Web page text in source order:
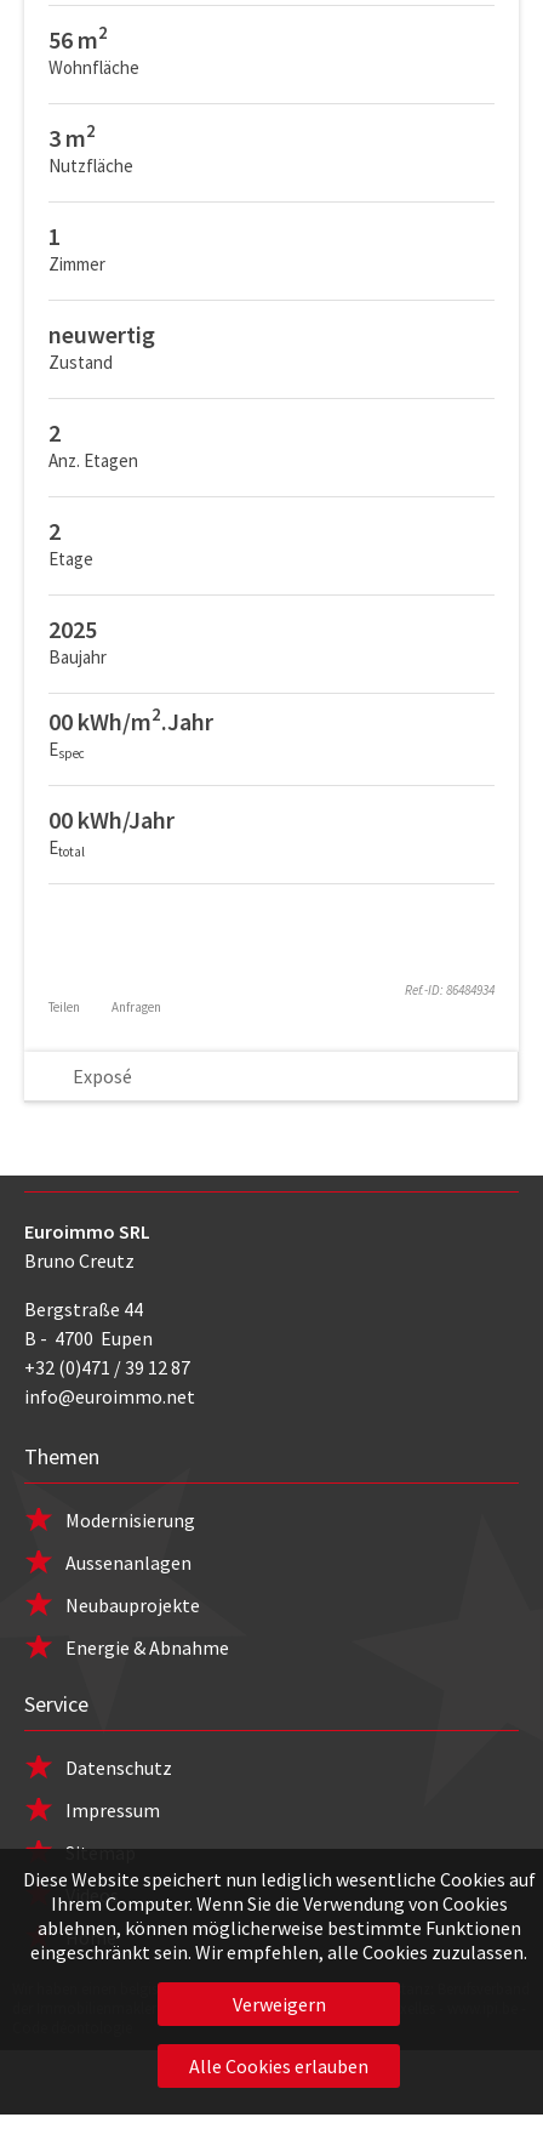
56 m2
Wohnfläche
3 m2
Nutzfläche
1
Zimmer
neuwertig
Zustand
2
Anz. Etagen
2
Etage
2025
Baujahr
00 kWh/m2.Jahr
Espec
00 kWh/Jahr
Etotal
Teilen Anfragen
Ref.-ID: 86484934
Exposé
Diese Website speichert nun lediglich wesentliche Cookies auf
Ihrem Computer. Wenn Sie die Verwendung von Cookies
ablehnen, können möglicherweise bestimmte Funktionen
eingeschränkt sein. Wir empfehlen, alle Cookies zuzulassen.
Euroimmo SRL
Bruno Creutz
Bergstraße 44
B - 4700 Eupen
+32 (0)471 / 39 12 87
info@euroimmo.net
Themen
Modernisierung
Aussenanlagen
Neubauprojekte
Energie & Abnahme
Service
Datenschutz
Impressum
Sitemap
Videos
Home
Wir haben einen belgischen IPI Titel : IPI 503779 / Kontrollinstanz: Berufsverband
der Immobilienmakler - Rue du Luxembourg, 16b - 1000 Bruxelles -